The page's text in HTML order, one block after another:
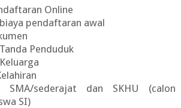
Online
pendaftaran awal
Penduduk
SMA/sederajat dan SKHU (calon
SI)